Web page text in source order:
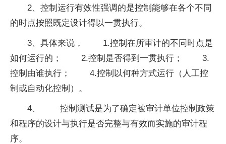
2、控制运行有效性强调的是控制能够在各个不同
的时点按照既定设计得以一贯执行。
3、具体来说， 1.控制在所审计的不同时点是
如何运行的； 2.控制是否得到一贯执行； 3.
控制由谁执行； 4.控制以何种方式运行（人工控
制或自动化控制）。
4、 控制测试是为了确定被审计单位控制政策
和程序的设计与执行是否完整与有效而实施的审计程
序。